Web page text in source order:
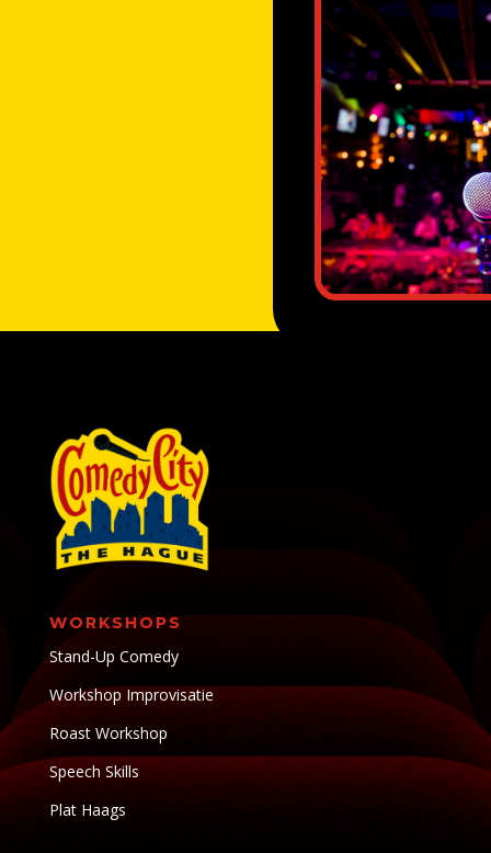
WORKSHOPS
Stand-Up Comedy
Workshop Improvisatie
Roast Workshop
Speech Skills
Plat Haags